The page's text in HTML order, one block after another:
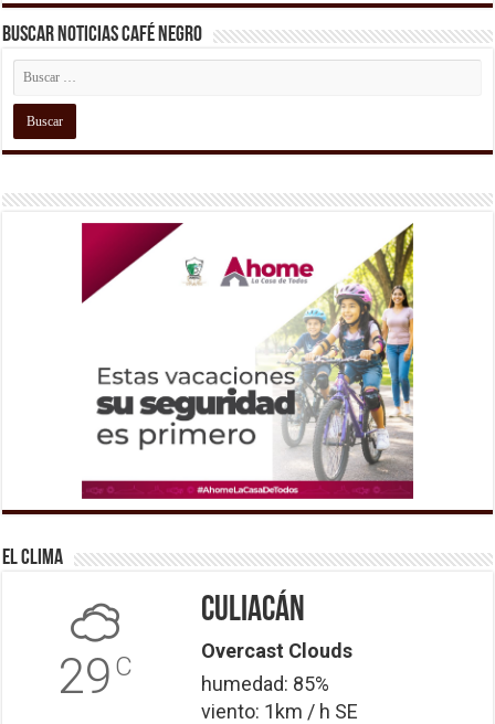
Buscar Noticias Café Negro
El Clima
29 C
Culiacán
Overcast Clouds
humedad: 85%
viento: 1km / h SE